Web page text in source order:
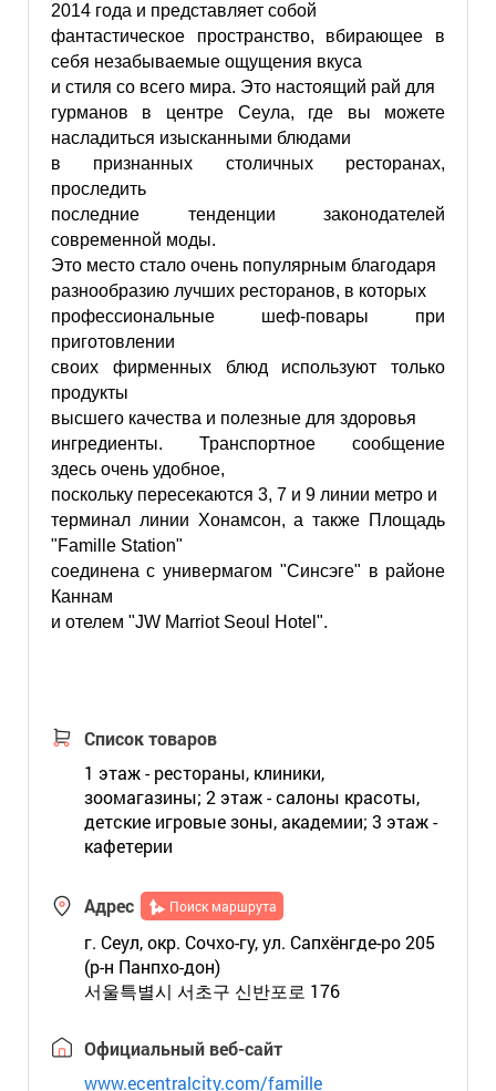
2014 года и представляет собой
фантастическое пространство, вбирающее в
себя незабываемые ощущения вкуса
и стиля со всего мира. Это настоящий рай для
гурманов в центре Сеула, где вы можете
насладиться изысканными блюдами
в признанных столичных ресторанах,
проследить
последние тенденции законодателей
современной моды.
Это место стало очень популярным благодаря
разнообразию лучших ресторанов, в которых
профессиональные шеф-повары при
приготовлении
своих фирменных блюд используют только
продукты
высшего качества и полезные для здоровья
ингредиенты. Транспортное сообщение
здесь очень удобное,
поскольку пересекаются 3, 7 и 9 линии метро и
терминал линии Хонамсон, а также Площадь
"Famille Station"
соединена с универмагом "Синсэге" в районе
Каннам
и отелем "JW Marriot Seoul Hotel".
Список товаров
1 этаж - рестораны, клиники,
зоомагазины; 2 этаж - салоны красоты,
детские игровые зоны, академии; 3 этаж -
кафетерии
Адрес Поиск маршрута
г. Сеул, окр. Сочхо-гу, ул. Сапхёнгде-ро 205
(р-н Панпхо-дон)
서울특별시 서초구 신반포로 176
Официальный веб-сайт
www.ecentralcity.com/famille